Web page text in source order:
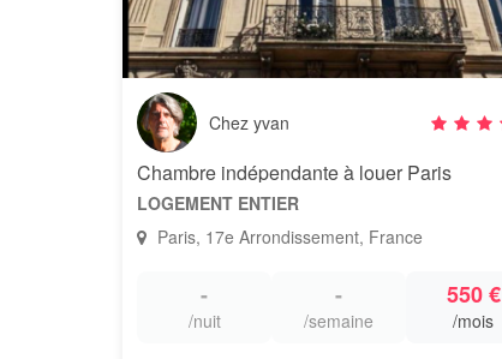
Chez yvan
Chambre indépendante à louer Paris
LOGEMENT ENTIER
Paris, 17e Arrondissement, France
-
/nuit
-
/semaine
550 €
/mois